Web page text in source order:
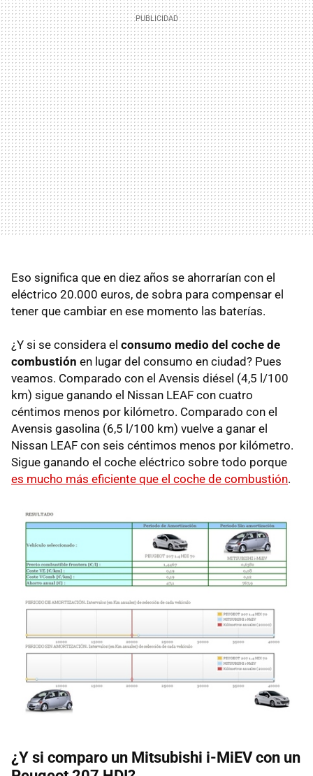
Eso significa que en diez años se ahorrarían con el
eléctrico 20.000 euros, de sobra para compensar el
tener que cambiar en ese momento las baterías.
¿Y si se considera el consumo medio del coche de
combustión en lugar del consumo en ciudad? Pues
veamos. Comparado con el Avensis diésel (4,5 l/100
km) sigue ganando el Nissan LEAF con cuatro
céntimos menos por kilómetro. Comparado con el
Avensis gasolina (6,5 l/100 km) vuelve a ganar el
Nissan LEAF con seis céntimos menos por kilómetro.
Sigue ganando el coche eléctrico sobre todo porque
es mucho más eficiente que el coche de combustión.
¿Y si comparo un Mitsubishi i-MiEV con un